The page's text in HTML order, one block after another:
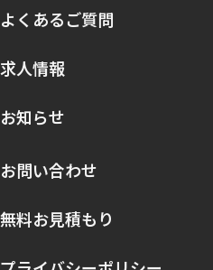
よくあるご質問
求人情報
お知らせ
お問い合わせ
無料お見積もり